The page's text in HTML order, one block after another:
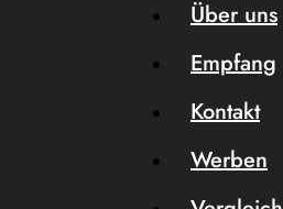
Über uns
Empfang
Kontakt
Werben